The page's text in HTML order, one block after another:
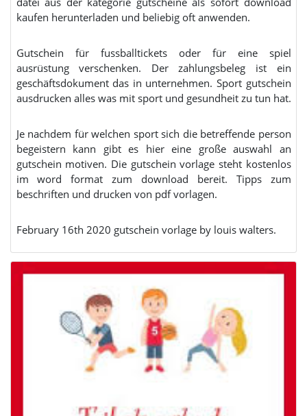
kaufen herunterladen und beliebig oft anwenden.
Gutschein für fussballtickets oder für eine spiel
ausrüstung verschenken. Der zahlungsbeleg ist ein
geschäftsdokument das in unternehmen. Sport gutschein
ausdrucken alles was mit sport und gesundheit zu tun hat.
Je nachdem für welchen sport sich die betreffende person
begeistern kann gibt es hier eine große auswahl an
gutschein motiven. Die gutschein vorlage steht kostenlos
im word format zum download bereit. Tipps zum
beschriften und drucken von pdf vorlagen.
February 16th 2020 gutschein vorlage by louis walters.